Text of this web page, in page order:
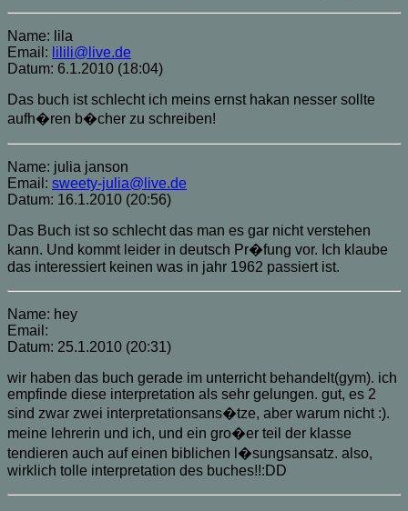
Name: lila
Email: lilili@live.de
Datum: 6.1.2010 (18:04)
Das buch ist schlecht ich meins ernst hakan nesser sollte
aufh�ren b�cher zu schreiben!
Name: julia janson
Email: sweety-julia@live.de
Datum: 16.1.2010 (20:56)
Das Buch ist so schlecht das man es gar nicht verstehen
kann. Und kommt leider in deutsch Pr�fung vor. Ich klaube
das interessiert keinen was in jahr 1962 passiert ist.
Name: hey
Email:
Datum: 25.1.2010 (20:31)
wir haben das buch gerade im unterricht behandelt(gym). ich
empfinde diese interpretation als sehr gelungen. gut, es 2
sind zwar zwei interpretationsans�tze, aber warum nicht :).
meine lehrerin und ich, und ein gro�er teil der klasse
tendieren auch auf einen biblichen l�sungsansatz. also,
wirklich tolle interpretation des buches!!:DD